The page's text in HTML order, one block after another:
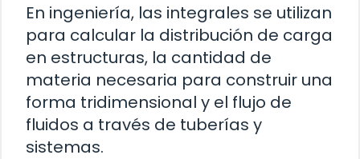
En ingeniería, las integrales se utilizan
para calcular la distribución de carga
en estructuras, la cantidad de
materia necesaria para construir una
forma tridimensional y el flujo de
fluidos a través de tuberías y
sistemas.